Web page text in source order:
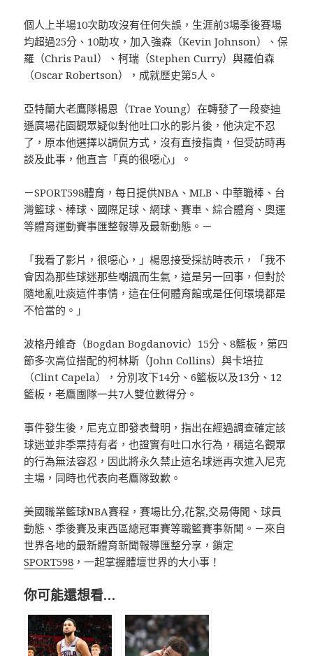
個人上半場10次助攻沒有任何失誤，生涯前3場季後賽場
均超過25分、10助攻，加入強森（Kevin Johnson）、保
羅（Chris Paul）、柯瑞（Stephen Curry）與羅伯森
（Oscar Robertson），成就歷史第5人。
亞特蘭大老鷹隊楊恩（Trae Young）在轉發了一段麥迪
遜廣場花園觀眾疑似對他吐口水的影片後，他決定不忍
了，原本他選擇以調侃方式，沒有直接指責，但受訪時再
談及此事，他直言「真的很噁心」。
－SPORT598體育，每日提供NBA、MLB、中華職棒、台
灣籃球、棒球、國際足球、網球、賽車、綜合體育、奧運
等體育運動賽事匯整報導及最新動態。－
「我看了影片，很噁心，」楊恩接受採訪時表示，「我不
會因為那些球迷那些嘲諷而生氣，這是另一回事，但對於
隨地亂吐痰這件事情，這在任何體育館或是任何環境都是
不恰當的。」
波格丹維奇（Bogdan Bogdanovic）15分、8籃板，第四
節多次高位搭配的柯林斯（John Collins）與卡培拉
（Clint Capela），分別攻下14分、6籃板以及13分、12
籃板，老鷹團隊一共7人雙位數得分。
事件發生後，尼克立即發表聲明，指出在經過調查確定該
球迷並非季票持有者，也證實有吐口水行為，稱這名觀眾
的行為無法容忍，因此將永久禁止這名球迷再次進入尼克
主場，同時也代表向老鷹隊致歉。
美國職業籃球NBA賽程，賽場比分,花絮,交易傳聞、球員
動態、季後賽及東西區總冠軍賽等職籃賽事新聞。－來自
世界各地的最新體育新聞報導匯整分享，鎖定
SPORT598 ，一起掌握體壇世界的大小事！
你可能還想看…